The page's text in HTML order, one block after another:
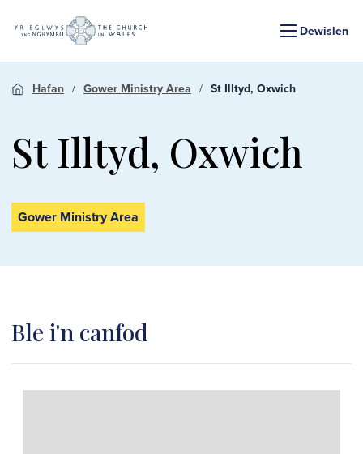
Dewislen
Hafan Gower Ministry Area St Illtyd, Oxwich
St Illtyd, Oxwich
Gower Ministry Area
Ble i'n canfod